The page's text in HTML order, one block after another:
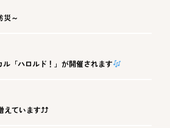
災～
「ハロルド！」が開催されます
えています⤴⤴